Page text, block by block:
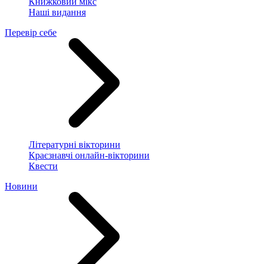
Наші видання
Перевір себе
Літературні вікторини
Краєзнавчі онлайн-вікторини
Квести
Новини